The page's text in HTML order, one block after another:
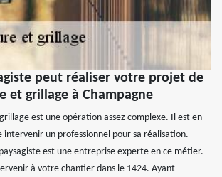
peut réaliser votre projet de
et grillage à Champagne
est une opération assez complexe. Il est en
intervenir un professionnel pour sa réalisation.
est une entreprise experte en ce métier.
à votre chantier dans le 1424. Ayant